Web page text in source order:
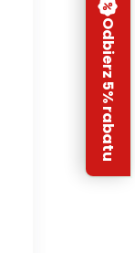
Odbierz 5% rabatu